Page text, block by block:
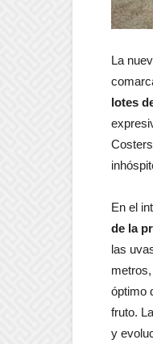
La
lotes
En el
de la
las
óptimo
fruto.
y